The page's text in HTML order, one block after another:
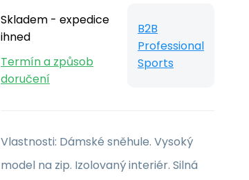
Skladem - expedice
ihned
Termín a způsob
doručení
B2B
Professional
Sports
Vlastnosti: Dámské sněhule. Vysoký
model na zip. Izolovaný interiér. Silná